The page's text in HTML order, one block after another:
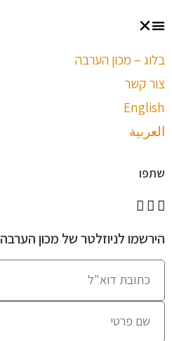
בלוג – מכון הערבה
צור קשר
English
العربية
שתפו
הירשמו לניוזלטר של מכון הערבה